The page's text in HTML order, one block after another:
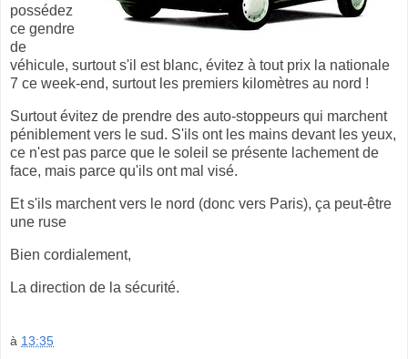
possédez
ce gendre
de
véhicule, surtout s'il est blanc, évitez à tout prix la nationale
7 ce week-end, surtout les premiers kilomètres au nord !
Surtout évitez de prendre des auto-stoppeurs qui marchent
péniblement vers le sud. S'ils ont les mains devant les yeux,
ce n'est pas parce que le soleil se présente lachement de
face, mais parce qu'ils ont mal visé.
Et s'ils marchent vers le nord (donc vers Paris), ça peut-être
une ruse
Bien cordialement,
La direction de la sécurité.
à 13:35